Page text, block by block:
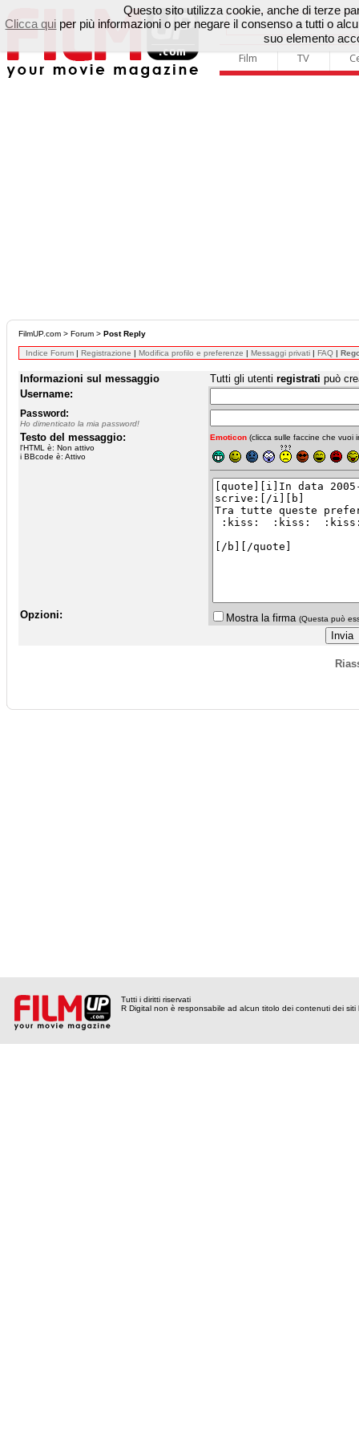
Film TV
FilmUP.com > Forum > Post Reply
Indice Forum | Registrazione | Modifica profilo e preferenze | Messaggi privati | FAQ |
Informazioni sul messaggio Tutti gli utenti registrati può
Username:
Password:
Ho dimenticato la mia password!
Testo del messaggio:
l'HTML è: Non attivo
i BBcode è: Attivo
Emoticon (clicca sulle faccine che vuoi
Opzioni: Mostra la firma (Questa può
Tutti i diritti riservati
R Digital non è responsabile ad alcun titolo dei contenuti dei siti
Questo sito utilizza cookie, anche di terze
Clicca qui per più informazioni o per negare il consenso a tutti o
suo elemento